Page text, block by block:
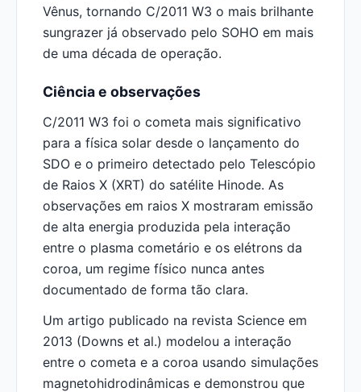
Vênus, tornando C/2011 W3 o mais brilhante
sungrazer já observado pelo SOHO em mais
de uma década de operação.
Ciência e observações
C/2011 W3 foi o cometa mais significativo
para a física solar desde o lançamento do
SDO e o primeiro detectado pelo Telescópio
de Raios X (XRT) do satélite Hinode. As
observações em raios X mostraram emissão
de alta energia produzida pela interação
entre o plasma cometário e os elétrons da
coroa, um regime físico nunca antes
documentado de forma tão clara.
Um artigo publicado na revista Science em
2013 (Downs et al.) modelou a interação
entre o cometa e a coroa usando simulações
magnetohidrodinâmicas e demonstrou que